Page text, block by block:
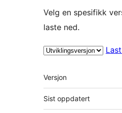
Velg en spesifikk
laste ned.
Meta
Versjon
Sist oppdatert